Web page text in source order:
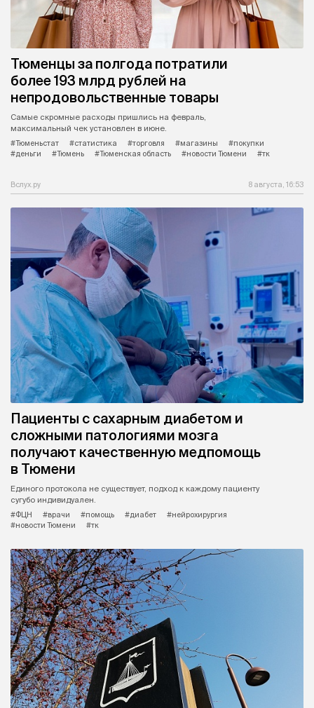
Тюменцы за полгода потратили
более 193 млрд рублей на
непродовольственные товары
Самые скромные расходы пришлись на февраль,
максимальный чек установлен в июне.
#Тюменьстат
#статистика #торговля #магазины
#покупки
#деньги
#Тюмень #Тюменская область #новости Тюмени #тк
Вслух.ру 8 августа, 16:53
Пациенты с сахарным диабетом и
сложными патологиями мозга
получают качественную медпомощь
в Тюмени
Единого протокола не существует, подход к каждому пациенту
сугубо индивидуален.
#ФЦН
#врачи #помощь #диабет
#нейрохирургия
#новости Тюмени
#тк